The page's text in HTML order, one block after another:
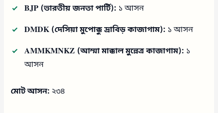
BJP (ভারতীয় জনতা পার্টি): ১ আসন
DMDK (দেসিয়া মুপোক্কু দ্রাবিড় কাজাগাম): ১ আসন
AMMKMNKZ (আম্মা মাক্কাল মুন্নেত্র কাজাগাম): ১
আসন
মোট আসন: ২৩৪